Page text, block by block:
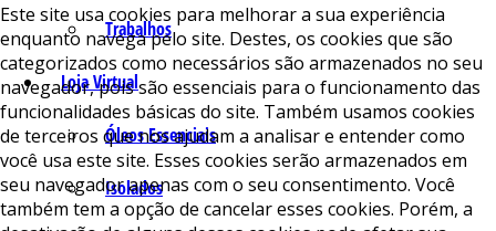
Trabalhos
Loja Virtual
Óleos Essenciais
Isolados
Este site usa cookies para melhorar a sua experiência
enquanto navega pelo site. Destes, os cookies que são
categorizados como necessários são armazenados no seu
navegador, pois são essenciais para o funcionamento das
funcionalidades básicas do site. Também usamos cookies
de terceiros que nos ajudam a analisar e entender como
você usa este site. Esses cookies serão armazenados em
seu navegador apenas com o seu consentimento. Você
também tem a opção de cancelar esses cookies. Porém, a